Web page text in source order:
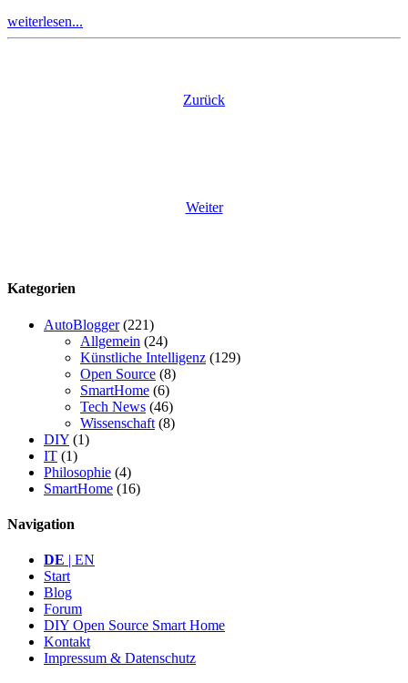
weiterlesen...
Zurück
Weiter
Kategorien
AutoBlogger(221)
Allgemein (24)
Künstliche Intelligenz (129)
Open Source (8)
SmartHome (6)
Tech News (46)
Wissenschaft (8)
DIY (1)
IT (1)
Philosophie (4)
SmartHome (16)
Navigation
DE | EN
Start
Blog
Forum
DIY Open Source Smart Home
Kontakt
Impressum & Datenschutz